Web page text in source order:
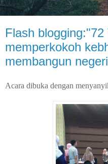
Flash blogging:"72
memperkokoh
membangun
Acara dibuka dengan